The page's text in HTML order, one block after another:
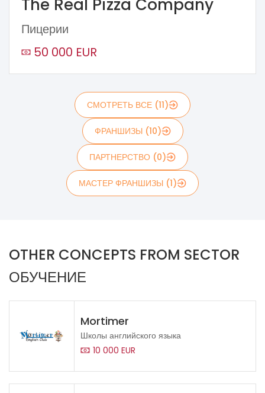
The Real Pizza Company
Пицерии
50 000 EUR
СМОТРЕТЬ ВСЕ (11)
ФРАНШИЗЫ (10)
ПАРТНЕРСТВО (0)
МАСТЕР ФРАНШИЗЫ (1)
OTHER CONCEPTS FROM SECTOR
ОБУЧЕНИЕ
Mortimer
Школы английского языка
10 000 EUR